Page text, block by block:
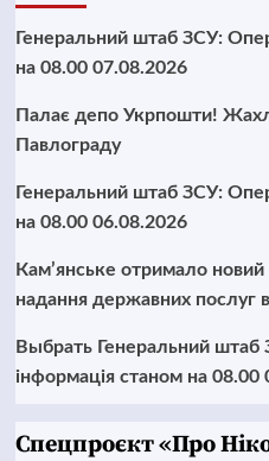
Генеральний штаб ЗСУ:
на 08.00 07.08.2026
Палає депо Укрпошти!
Павлограду
Генеральний штаб ЗСУ:
на 08.00 06.08.2026
Кам’янське отримало
надання державних послуг
Выбрать Генеральний штаб
інформація станом на 08.00
Cпецпроєкт «Про